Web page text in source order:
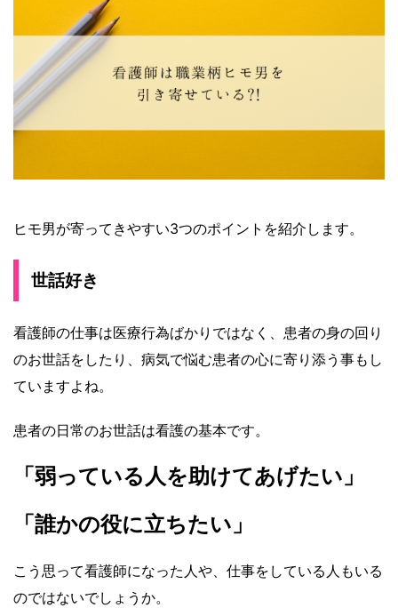
ヒモ男が寄ってきやすい3つのポイントを紹介します。
世話好き
看護師の仕事は医療行為ばかりではなく、患者の身の回り
のお世話をしたり、病気で悩む患者の心に寄り添う事もし
ていますよね。
患者の日常のお世話は看護の基本です。
「弱っている人を助けてあげたい」
「誰かの役に立ちたい」
こう思って看護師になった人や、仕事をしている人もいる
のではないでしょうか。